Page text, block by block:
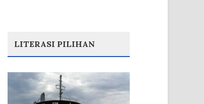
LITERASI PILIHAN